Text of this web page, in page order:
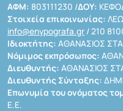
ΑΦΜ: 803111230 /ΔΟΥ:
Στοιχεία επικοινωνίας:
info@enypografa.gr / 210
Ιδιοκτήτης: ΑΘΑΝΑΣΙΟΣ
Νόμιμος εκπρόσωπος:
Διευθυντής: ΑΘΑΝΑΣΙΟΣ
Διευθυντής Σύνταξης:
Επωνυμία του ονόματος
Ε.Ε.